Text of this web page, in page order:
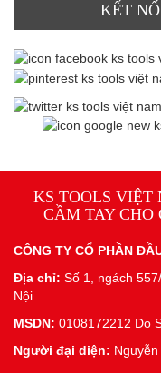
KẾT
KS TOOLS VIỆT
CẦM TAY CHO
CÔNG TY CỔ PHẦN
Địa chỉ: Số 1, ngách
Nội
MSDN: 0108172212 Do
Người đại diện: